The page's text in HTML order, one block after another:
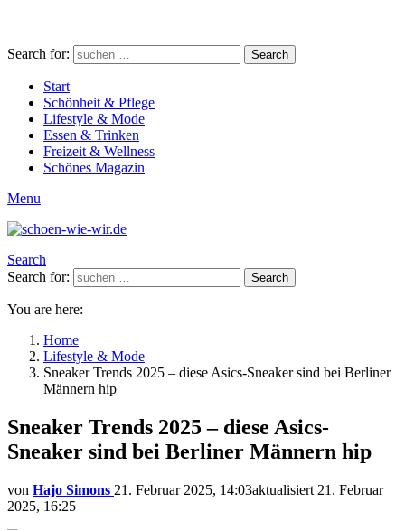
Search for: Search
Start
Schönheit & Pflege
Lifestyle & Mode
Essen & Trinken
Freizeit & Wellness
Schönes Magazin
Menu
Search
Search for:
Search
You are here:
Home
Lifestyle & Mode
Sneaker Trends 2025 – diese Asics-Sneaker sind bei Berliner
Männern hip
Sneaker Trends 2025 – diese Asics-
Sneaker sind bei Berliner Männern hip
von Hajo Simons 21. Februar 2025, 14:03aktualisiert 21. Februar
2025, 16:25